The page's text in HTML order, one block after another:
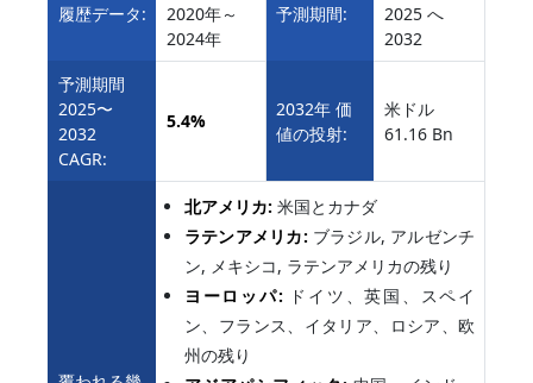
履歴データ:
2020年～
2024年
予測期間:
2025 へ
2032
予測期間
2025〜
2032
CAGR:
5.4%
2032年 価
値の投射:
米ドル
61.16 Bn
北アメリカ: 米国とカナダ
ラテンアメリカ: ブラジル, アルゼンチ
ン, メキシコ, ラテンアメリカの残り
ヨーロッパ: ドイツ、英国、スペイ
ン、フランス、イタリア、ロシア、欧
州の残り